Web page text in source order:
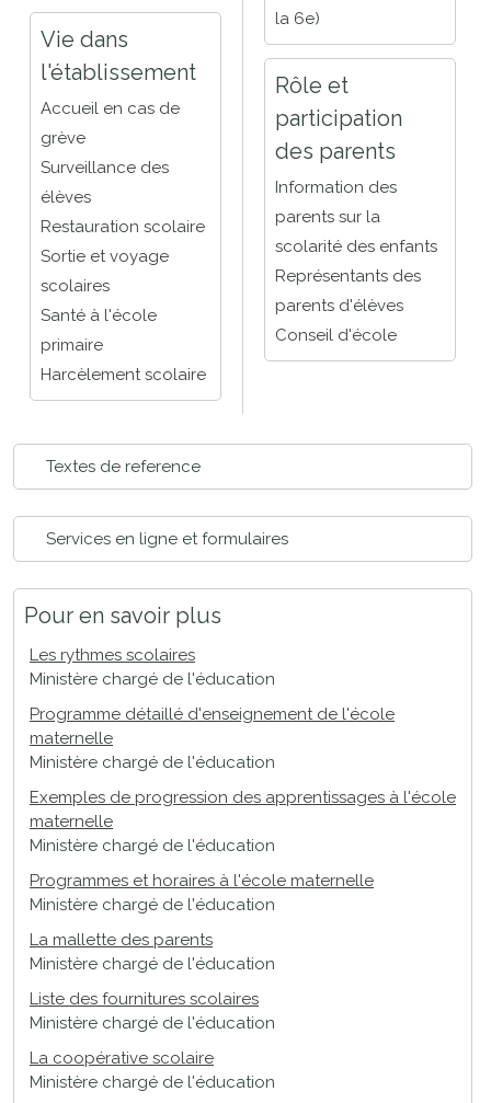
Vie dans
l'établissement
Accueil en cas de
grève
Surveillance des
élèves
Restauration scolaire
Sortie et voyage
scolaires
Santé à l'école
primaire
Harcèlement scolaire
la 6e)
Rôle et
participation
des parents
Information des
parents sur la
scolarité des enfants
Représentants des
parents d'élèves
Conseil d'école
Textes de reference
Services en ligne et formulaires
Pour en savoir plus
Les rythmes scolaires
Ministère chargé de l'éducation
Programme détaillé d'enseignement de l'école
maternelle
Ministère chargé de l'éducation
Exemples de progression des apprentissages à l'école
maternelle
Ministère chargé de l'éducation
Programmes et horaires à l'école maternelle
Ministère chargé de l'éducation
La mallette des parents
Ministère chargé de l'éducation
Liste des fournitures scolaires
Ministère chargé de l'éducation
La coopérative scolaire
Ministère chargé de l'éducation